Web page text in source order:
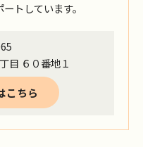
トしています。
目 ６０番地１
こちら